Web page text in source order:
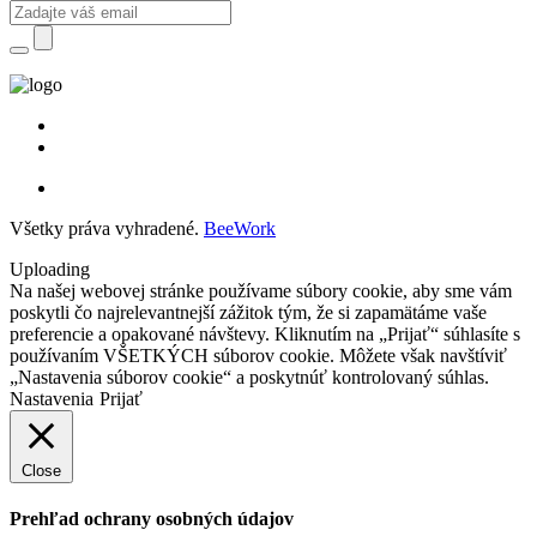
Všetky práva vyhradené. BeeWork
Uploading
Na našej webovej stránke používame súbory cookie, aby sme vám
poskytli čo najrelevantnejší zážitok tým, že si zapamätáme vaše
preferencie a opakované návštevy. Kliknutím na „Prijať“ súhlasíte s
používaním VŠETKÝCH súborov cookie. Môžete však navštíviť
„Nastavenia súborov cookie“ a poskytnúť kontrolovaný súhlas.
Nastavenia Prijať
Close
Prehľad ochrany osobných údajov